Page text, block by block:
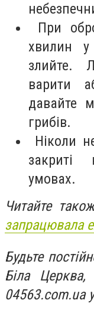
При
хвилин у
злийте.
варити
давайте
грибів.
Ніколи
умовах.
Читайте
запрацювала
Будьте
Біла
04563.com.ua